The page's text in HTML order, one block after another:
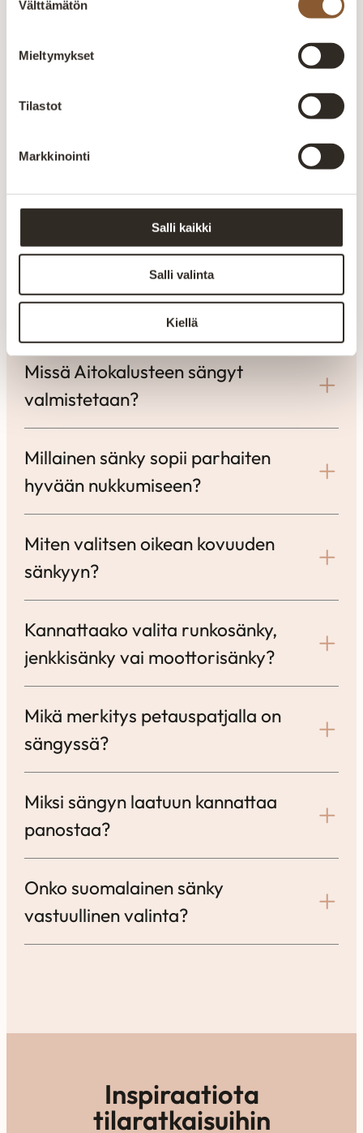
valinta
Välttämätön
Mieltymykset
Tilastot
Markkinointi
Salli kaikki
Salli valinta
Kiellä
Miksi valita suomalainen sänky?
Miksi valita suomalainen sänky?
Mitä hyötyä on kotimaisesta
sängystä verrattuna
Missä Aitokalusteen sängyt
valmistetaan?
Millainen sänky sopii parhaiten
hyvään nukkumiseen?
Miten valitsen oikean kovuuden
sänkyyn?
Kannattaako valita runkosänky,
jenkkisänky vai moottorisänky?
Mikä merkitys petauspatjalla on
sängyssä?
Miksi sängyn laatuun kannattaa
panostaa?
Onko suomalainen sänky
vastuullinen valinta?
Inspiraatiota
tilaratkaisuihin